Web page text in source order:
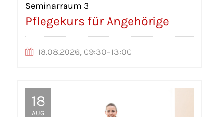
Seminarraum 3
Pflegekurs für Angehörige
18.08.2026, 09:30–13:00
18
AUG